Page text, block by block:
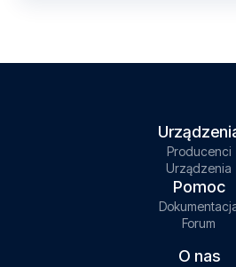
Producenci
Urządzenia
Pomoc
Forum
O nas